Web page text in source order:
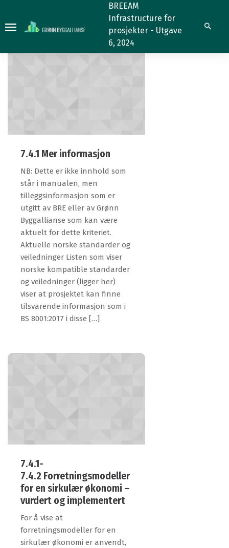
BREEAM
Infrastructure for
prosjekter - Utgave
6, 2024
Søk
7.4.1 Mer informasjon
NB: Dette er ikke innhold som
står i manualen, men
tilleggsinformasjon som er
utgitt av BRE eller av Grønn
Byggallianse som kan være
aktuelt for dette kriteriet.
Aktuelle norske standarder og
veiledninger Listen som viser
norske kompatible standarder
og veiledninger (ligger her)
viser at prosjektet kan finne
tilsvarende informasjon som i
BS 8001:2017 i disse […]
7.4.1-
7.4.2 Forretningsmodeller
for en sirkulær økonomi –
vurdert og implementert
For å vise at
forretningsmodeller for en
sirkulær økonomi er anvendt,